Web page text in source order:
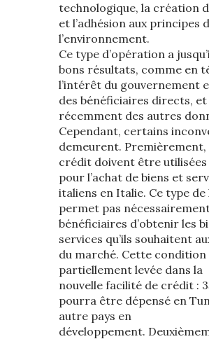
technologique, la création
et l’adhésion aux principes
l’environnement.
Ce type d’opération a
bons résultats, comme en
l’intérêt du gouvernement
des bénéficiaires directs, et
récemment des autres
Cependant, certains
demeurent. Premièrement,
crédit doivent être
pour l’achat de biens et
italiens en Italie. Ce type de
permet pas
bénéficiaires d’obtenir les
services qu’ils souhaitent
du marché. Cette condition
partiellement levée dans la
nouvelle facilité de crédit :
pourra être dépensé en
autre pays en
développement.